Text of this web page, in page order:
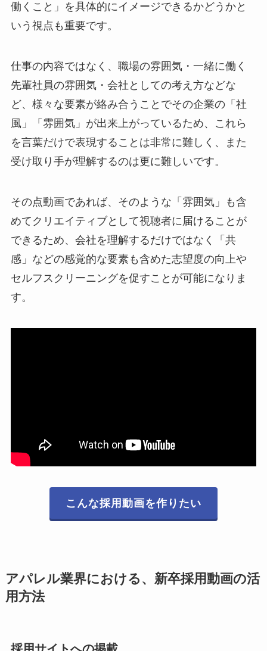
働くこと」を具体的にイメージできるかどうかと
いう視点も重要です。
仕事の内容ではなく、職場の雰囲気・一緒に働く
先輩社員の雰囲気・会社としての考え方などな
ど、様々な要素が絡み合うことでその企業の「社
風」「雰囲気」が出来上がっているため、これら
を言葉だけで表現することは非常に難しく、また
受け取り手が理解するのは更に難しいです。
その点動画であれば、そのような「雰囲気」も含
めてクリエイティブとして視聴者に届けることが
できるため、会社を理解するだけではなく「共
感」などの感覚的な要素も含めた志望度の向上や
セルフスクリーニングを促すことが可能になりま
す。
こんな採用動画を作りたい
アパレル業界における、新卒採用動画の活
用方法